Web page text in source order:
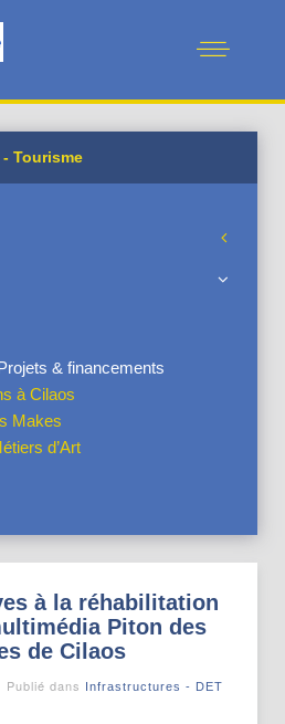
Tourisme
& financements
à Cilaos
Makes
d’Art
à la réhabilitation
Piton des
de Cilaos
Publié dans Infrastructures - DET